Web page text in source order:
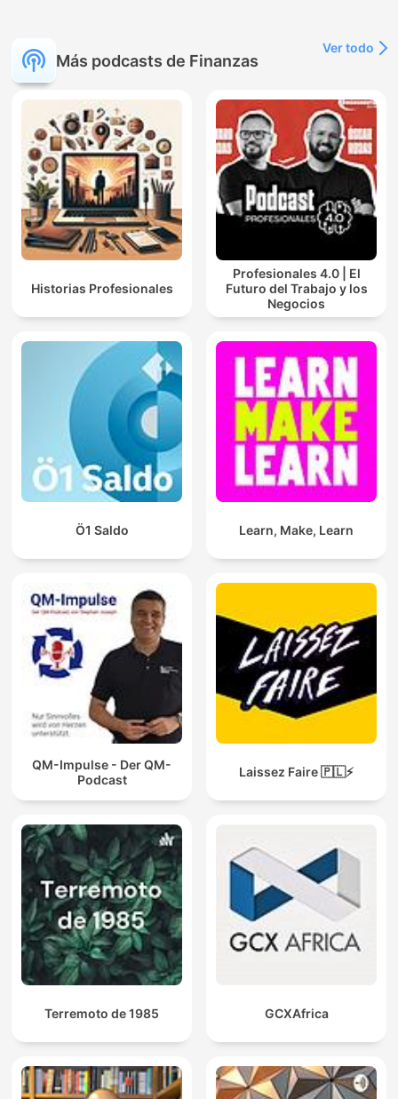
Más podcasts de Finanzas
Ver todo
Historias Profesionales
Profesionales 4.0 | El
Futuro del Trabajo y los
Negocios
Ö1 Saldo Learn, Make, Learn
QM-Impulse - Der QM-
Podcast
Laissez Faire 🇵🇱⚡
Terremoto de 1985 GCXAfrica